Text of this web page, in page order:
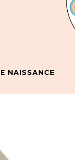
NAISSANCE